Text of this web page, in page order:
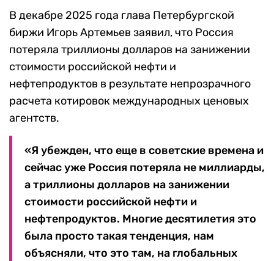
В декабре 2025 года глава Петербургской
биржи Игорь Артемьев заявил, что Россия
потеряла триллионы долларов на занижении
стоимости российской нефти и
нефтепродуктов в результате непрозрачного
расчета котировок международных ценовых
агентств.
«Я убежден, что еще в советские времена и
сейчас уже Россия потеряла не миллиарды,
а триллионы долларов на занижении
стоимости российской нефти и
нефтепродуктов. Многие десятилетия это
была просто такая тенденция, нам
объясняли, что это там, на глобальных